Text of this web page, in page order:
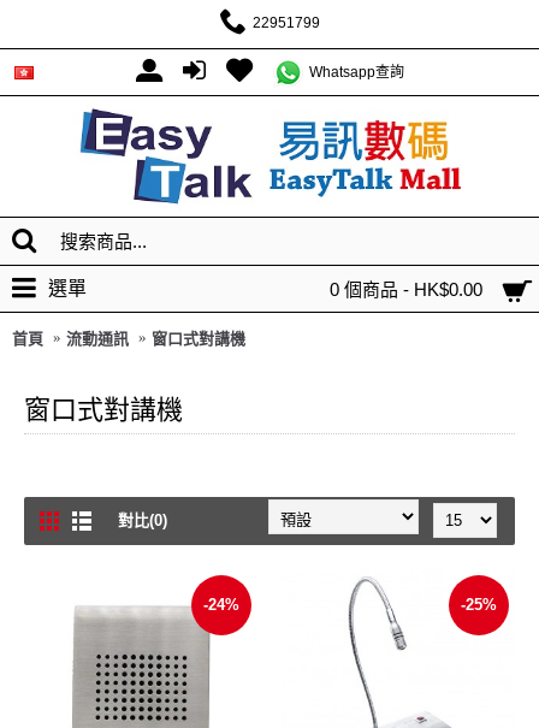
22951799
Whatsapp查詢
0 個商品 - HK$0.00
選單
首頁 流動通訊 窗口式對講機
窗口式對講機
對比(0)
-24% -25%